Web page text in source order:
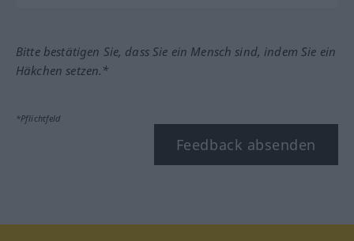
Bitte bestätigen Sie, dass Sie ein Mensch sind, indem Sie ein
Häkchen setzen.*
*Pflichtfeld
Feedback absenden